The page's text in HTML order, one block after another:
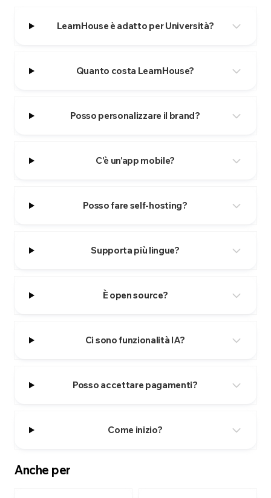
LearnHouse è adatto per Università?
Quanto costa LearnHouse?
Posso personalizzare il brand?
C'è un'app mobile?
Posso fare self-hosting?
Supporta più lingue?
È open source?
Ci sono funzionalità IA?
Posso accettare pagamenti?
Come inizio?
Anche per